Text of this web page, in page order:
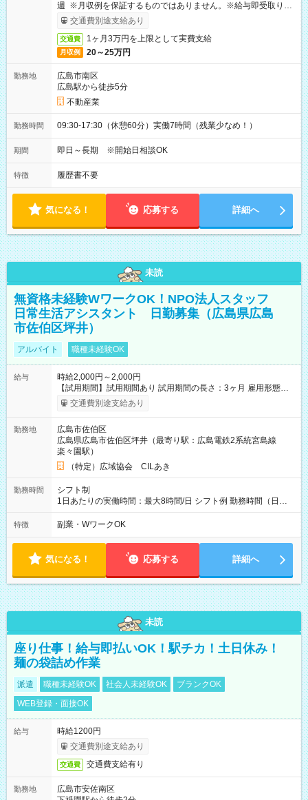
週 ※月収例を保証するものではありません。※給与即受取りサ
ービス利用可（利用条件有）
交通費別途支給あり
交通費 1ヶ月3万円を上限として実費支給
月収例 20～25万円
勤務地
広島市南区
広島駅から徒歩5分
不動産業
勤務時間 09:30-17:30（休憩60分）実働7時間（残業少なめ！）
期間 即日～長期 ※開始日相談OK
特徴 履歴書不要
気になる！ 応募する 詳細へ
未読
無資格未経験WワークOK！NPO法人スタッフ
日常生活アシスタント 日勤募集（広島県広島
市佐伯区坪井）
アルバイト 職種未経験OK
給与
時給2,000円～2,000円
【試用期間】試用期間あり 試用期間の長さ：3ヶ月 雇用形態、
給与は本採用時と同じです。
交通費別途支給あり
勤務地
広島市佐伯区
広島県広島市佐伯区坪井（最寄り駅：広島電鉄2系統宮島線
楽々園駅）
（特定）広域協会 CILあき
勤務時間
シフト制
1日あたりの実働時間：最大8時間/日 シフト例 勤務時間（日
勤）・8時～18時 （実働時間8時間 待機休憩2時間）（日勤1回
あたりの給与 2万円）
特徴 副業・WワークOK
気になる！ 応募する 詳細へ
未読
座り仕事！給与即払いOK！駅チカ！土日休み！
麺の袋詰め作業
派遣 職種未経験OK 社会人未経験OK
ブランクOK
WEB登録・面接OK
給与
時給1200円
交通費別途支給あり
交通費 交通費支給有り
勤務地
広島市安佐南区